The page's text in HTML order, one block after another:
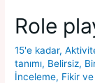
Role
15'e kadar,
tanımı, Belirsiz,
İnceleme, Fikir ve